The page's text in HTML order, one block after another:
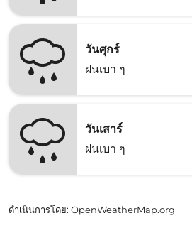
วันศุกร์
ฝนเบา ๆ
วันเสาร์
ฝนเบา ๆ
ดำเนินการโดย: OpenWeatherMap.org